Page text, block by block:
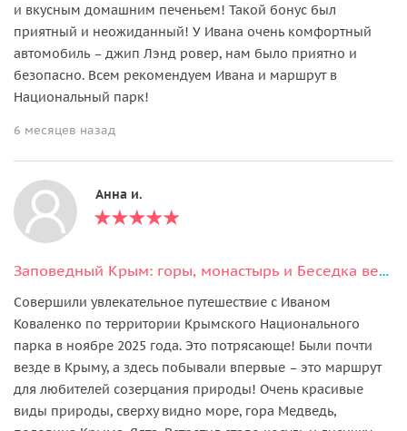
и вкусным домашним печеньем! Такой бонус был
приятный и неожиданный! У Ивана очень комфортный
автомобиль – джип Лэнд ровер, нам было приятно и
безопасно. Всем рекомендуем Ивана и маршрут в
Национальный парк!
6 месяцев назад
Анна и.
Заповедный Крым: горы, монастырь и Беседка ветров
Совершили увлекательное путешествие с Иваном
Коваленко по территории Крымского Национального
парка в ноябре 2025 года. Это потрясающе! Были почти
везде в Крыму, а здесь побывали впервые – это маршрут
для любителей созерцания природы! Очень красивые
виды природы, сверху видно море, гора Медведь,